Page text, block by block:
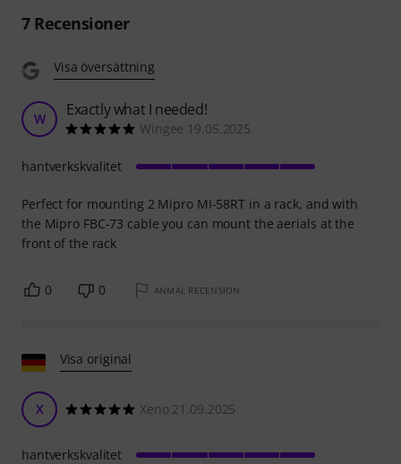
7Recensioner
Visa översättning
W Exactly what I needed!
Wingee 19.05.2025
Perfect for mounting 2 Mipro MI-58RT in a rack, and with
the Mipro FBC-73 cable you can mount the aerials at the
front of the rack
hantverkskvalitet
0 0 ANMÄL RECENSION
Visa original
X Xeno 21.09.2025
hantverkskvalitet